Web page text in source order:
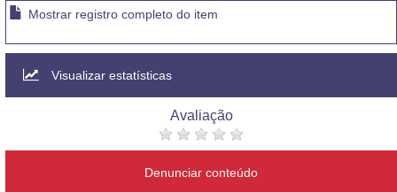
Mostrar registro completo do item
Visualizar estatísticas
Avaliação
Denunciar conteúdo